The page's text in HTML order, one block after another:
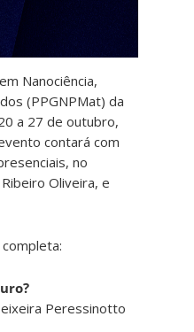
Nanociência,
(PPGNPMat) da
a 27 de outubro,
contará com
no
Oliveira, e
Peressinotto